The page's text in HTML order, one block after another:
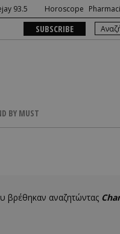
93.5 Horoscope
SUBSCRIBE
BY MUST
βρέθηκαν αναζητώντας